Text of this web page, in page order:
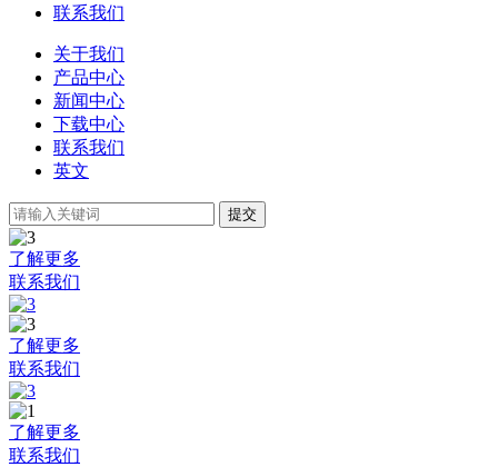
联系我们
关于我们
产品中心
新闻中心
下载中心
联系我们
英文
提交
了解更多
联系我们
了解更多
联系我们
了解更多
联系我们